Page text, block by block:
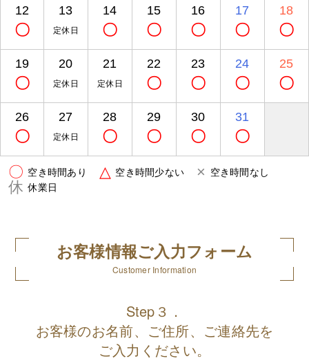
12
〇
13
定休日
14
〇
15
〇
16
〇
17
〇
18
〇
19
〇
20
定休日
21
定休日
22
〇
23
〇
24
〇
25
〇
26
〇
27
定休日
28
〇
29
〇
30
〇
31
〇
〇 空き時間あり △ 空き時間少ない × 空き時間なし
休 休業日
お客様情報ご入力フォーム
Customer Information
Step３．
お客様のお名前、ご住所、ご連絡先を
ご入力ください。